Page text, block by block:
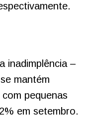
inadimplência –
mantém
pequenas
em setembro.